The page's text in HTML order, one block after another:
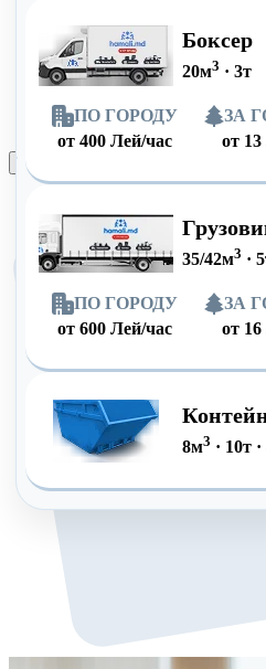
Боксер
20м3 · 3т
ПО ГОРОДУ
от 400 Лей/час
ЗА
от 13
35/42м3 · 5
ПО ГОРОДУ
от 600 Лей/час
ЗА
от 16
8м3 · 10т·
Оформить заказ